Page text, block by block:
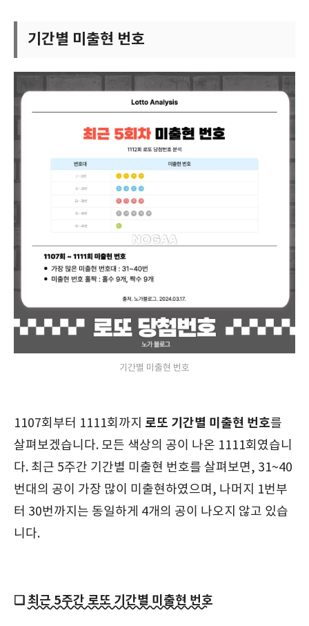
기간별 미출현 번호
기간별 미출현 번호
1107회부터 1111회까지 로또 기간별 미출현 번호를
살펴보겠습니다. 모든 색상의 공이 나온 1111회였습니
다. 최근 5주간 기간별 미출현 번호를 살펴보면, 31~40
번대의 공이 가장 많이 미출현하였으며, 나머지 1번부
터 30번까지는 동일하게 4개의 공이 나오지 않고 있습
니다.
❑ 최근 5주간 로또 기간별 미출현 번호